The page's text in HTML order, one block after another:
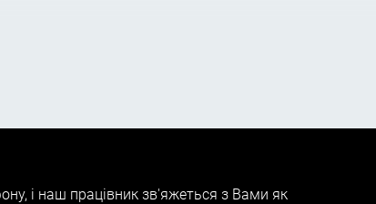
і наш працівник зв'яжеться з Вами як